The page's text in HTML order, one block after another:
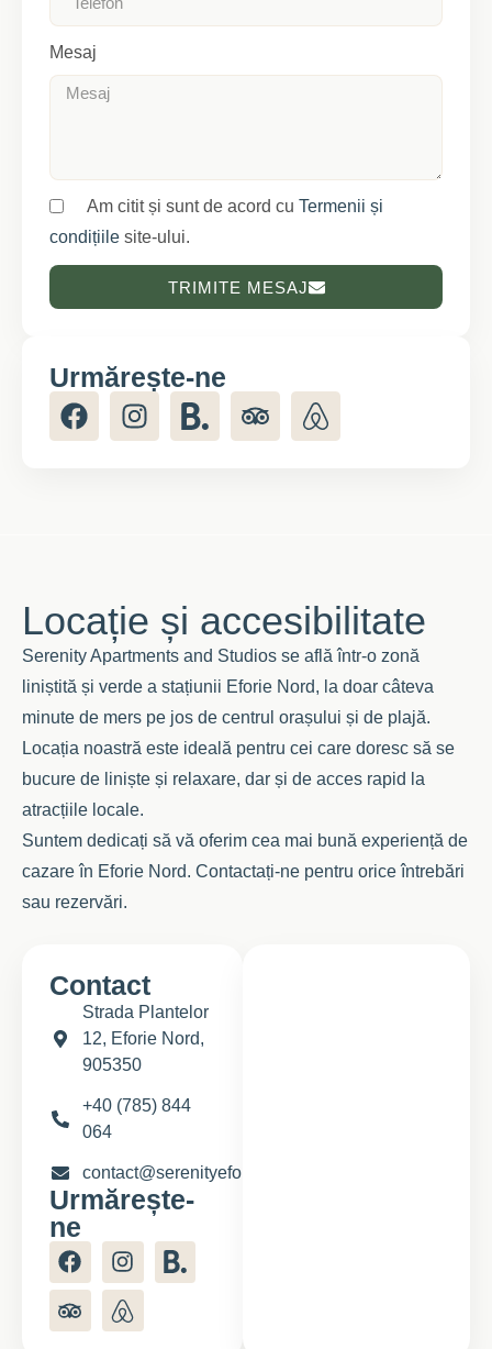
Mesaj
Am citit și sunt de acord cu Termenii și
condițiile site-ului.
TRIMITE MESAJ
Urmărește-ne
Locație și accesibilitate
Serenity Apartments and Studios se află într-o zonă
liniștită și verde a stațiunii Eforie Nord, la doar câteva
minute de mers pe jos de centrul orașului și de plajă.
Locația noastră este ideală pentru cei care doresc să se
bucure de liniște și relaxare, dar și de acces rapid la
atracțiile locale.
Suntem dedicați să vă oferim cea mai bună experiență de
cazare în Eforie Nord. Contactați-ne pentru orice întrebări
sau rezervări.
Contact
Strada Plantelor
12, Eforie Nord,
905350
+40 (785) 844
064
contact@serenityeforie.ro
Urmărește-
ne